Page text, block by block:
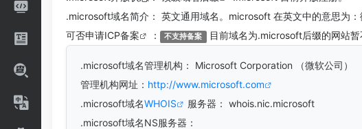
.microsoft域名简介： 英文通用域名。microsoft 在英文中的意思为
可否申请ICP备案 ： 不支持备案 目前域名为.microsoft后缀的网站暂
.microsoft域名管理机构： Microsoft Corporation （微软公司）
管理机构网址： http://www.microsoft.com
.microsoft域名WHOIS
服务器： whois.nic.microsoft
.microsoft域名NS服务器：